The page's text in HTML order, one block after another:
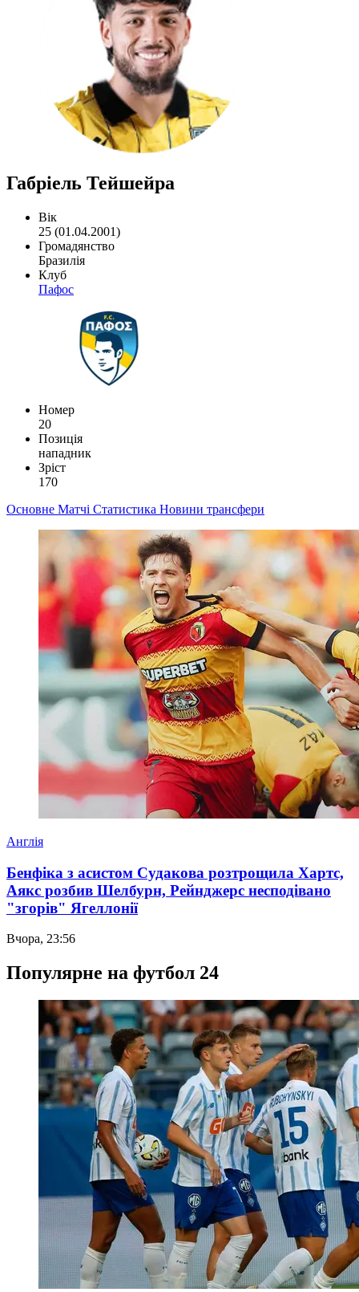
Габріель Тейшейра
Вік
25 (01.04.2001)
Громадянство
Бразилія
Клуб
Пафос
Номер
20
Позиція
нападник
Зріст
170
Основне Матчі Статистика Новини трансфери
Англія
Бенфіка з асистом Судакова розтрощила Хартс,
Аякс розбив Шелбурн, Рейнджерс несподівано
"згорів" Ягеллонії
Вчора, 23:56
Популярне на футбол 24